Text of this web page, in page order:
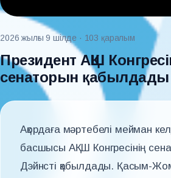
2026 жылғы 9 шілде · 103 қаралым
Президент АҚШ
сенаторын қабылдады
Ақордаға мәртебелі мейман
басшысы АҚШ Конгресінің
Дэйнсті қабылдады. Қасым-